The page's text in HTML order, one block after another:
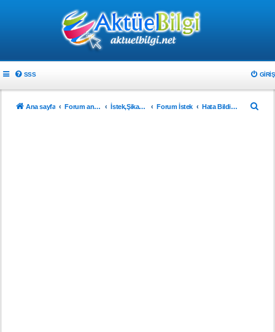
SSS GIRIŞ
Ana sayfa Forum ana sayfa İstek,Şikayet ve Önerileriniz Forum İstek Hata Bildirimi